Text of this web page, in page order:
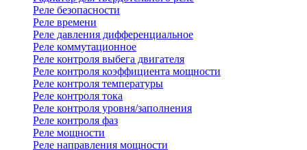
Реле безопасности
Реле времени
Реле давления дифференциальное
Реле коммутационное
Реле контроля выбега двигателя
Реле контроля коэффициента мощности
Реле контроля температуры
Реле контроля тока
Реле контроля уровня/заполнения
Реле контроля фаз
Реле мощности
Реле направления мощности